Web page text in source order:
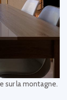
sur la montagne.